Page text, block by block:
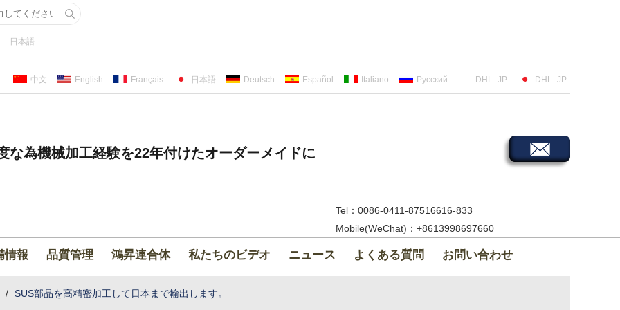
日本語
中文 English Français 日本語 Deutsch Español Italiano Русский DHL -JP DHL -JP
な為機械加工経験を22年付けたオーダーメイドに
Tel：0086-0411-87516616-833
Mobile(WeChat)：+8613998697660
情報 品質管理 鴻昇連合体 私たちのビデオ ニュース よくある質問 お問い合わせ
/ SUS部品を高精密加工して日本まで輸出します。